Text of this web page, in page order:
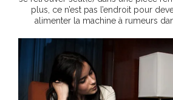
plus, ce n’est pas l’endroit pour
alimenter la machine à rumeurs